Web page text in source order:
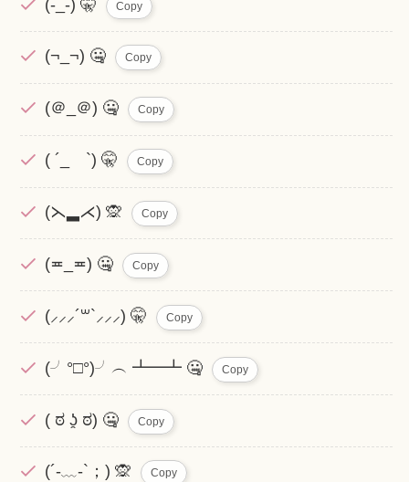
(-_-) 🤫 Copy
(¬_¬) 🤐 Copy
(＠_＠) 🤐 Copy
( ´_ゝ`) 🤫 Copy
(⋋▂⋌) 🙊 Copy
(≖_≖) 🤐 Copy
(⸝⸝⸝´꒳`⸝⸝⸝) 🤫 Copy
(╯°□°)╯︵ ┻━┻ 🤐 Copy
( ಠ ʖ̯ ಠ) 🤐 Copy
(´-﹏-`；) 🙊 Copy